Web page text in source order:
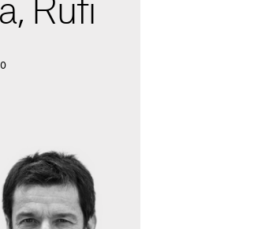
Rufi